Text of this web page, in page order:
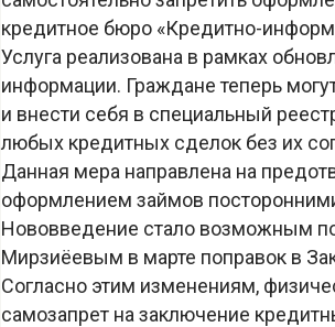
кредитное бюро «Кредитно-
Услуга реализована в рамках
информации. Граждане теперь
и внести себя в специальный
любых кредитных сделок без их
Данная мера направлена на
оформлением займов
Нововведение стало возможным
Мирзиёевым в марте поправок в
Согласно этим изменениям,
самозапрет на заключение